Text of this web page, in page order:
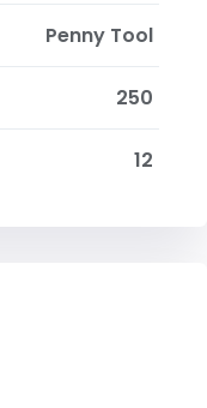
Penny Tool
250
12